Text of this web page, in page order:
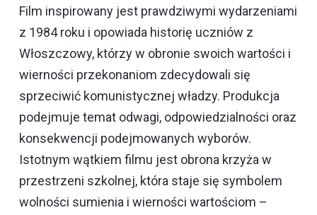
Film inspirowany jest prawdziwymi wydarzeniami
z 1984 roku i opowiada historię uczniów z
Włoszczowy, którzy w obronie swoich wartości i
wierności przekonaniom zdecydowali się
sprzeciwić komunistycznej władzy. Produkcja
podejmuje temat odwagi, odpowiedzialności oraz
konsekwencji podejmowanych wyborów.
Istotnym wątkiem filmu jest obrona krzyża w
przestrzeni szkolnej, która staje się symbolem
wolności sumienia i wierności wartościom –